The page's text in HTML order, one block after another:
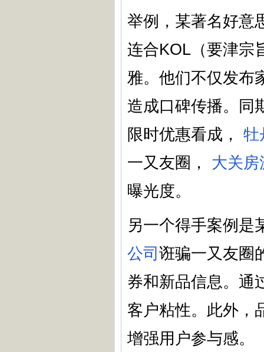
举例，某著名好意
连合KOL（要津宗
雅。他们不仅发布
造成口碑传播。同
限时优惠看成， 牡
一又友圈， 大关房
曝光度。
另一个得手案例是
公司 诳骗一又友圈
券和新品信息。通
客户粘性。此外，
增强用户参与感。